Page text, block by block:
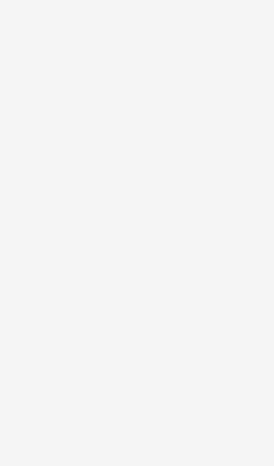
Iłowowi - fotorelacja
lecie pierwszej wzmianki o Iłowie